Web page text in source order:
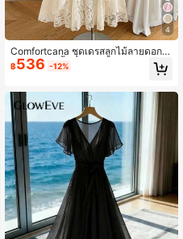
4
Comfortcana ชุดเดรสลูกไม้ลายดอกไ
ม้ คอวี แขนสั้น ลูกไม้สง่างาม สำหรับผู้
หญิง
฿536 -12%